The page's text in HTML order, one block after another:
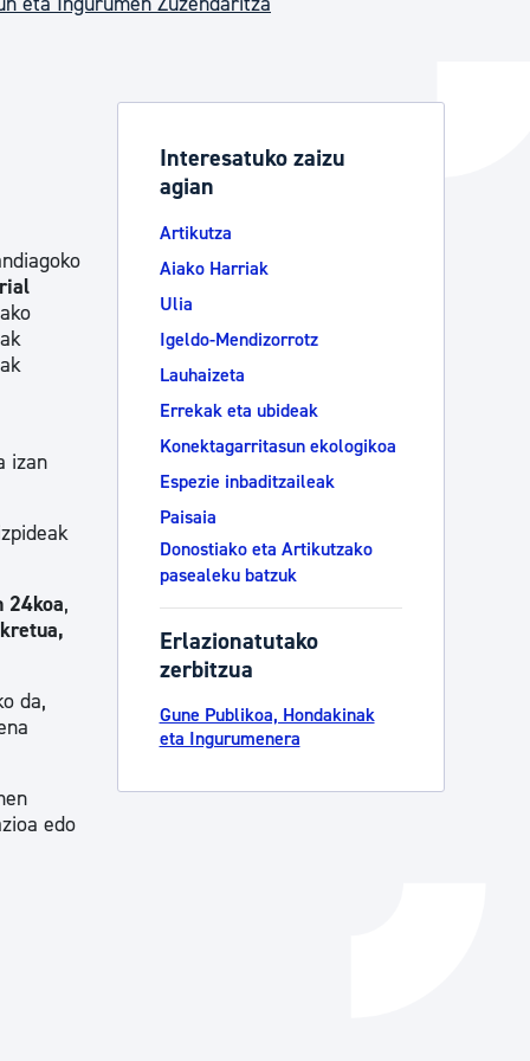
eta bizikidetza
Izapideen katalogoa
Tramitaziorako laguntza
izan
24koa,
da,
edo
Interesatuko zaizu
agian
Artikutza
Aiako Harriak
Ulia
Igeldo-Mendizorrotz
Lauhaizeta
Errekak eta ubideak
Konektagarritasun ekologikoa
Espezie inbaditzaileak
Paisaia
Donostiako eta Artikutzako
pasealeku batzuk
Erlazionatutako
zerbitzua
Gune Publikoa, Hondakinak
eta Ingurumenera